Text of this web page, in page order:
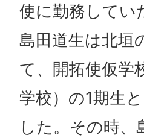
使に勤務してい
島田道生は北垣
て、開拓使仮学
学校）の1期生
した。その時、